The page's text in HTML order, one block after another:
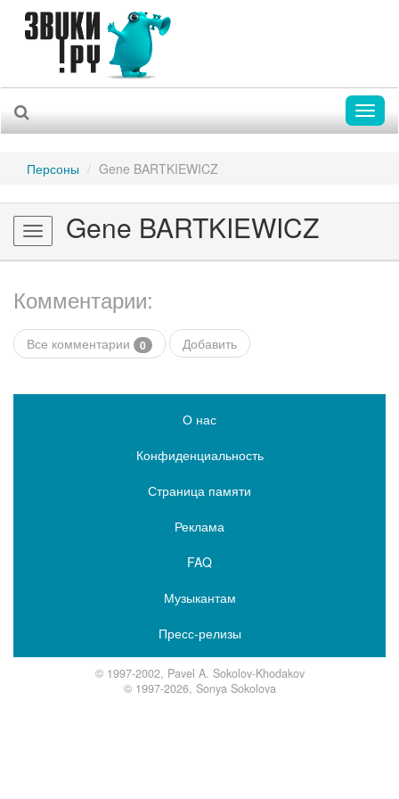
Персоны Gene BARTKIEWICZ
Toggle
navigation
Gene BARTKIEWICZ
Комментарии:
Все комментарии 0 Добавить
О нас
Конфиденциальность
Страница памяти
Реклама
FAQ
Музыкантам
Пресс-релизы
© 1997-2002, Pavel A. Sokolov-Khodakov
© 1997-2026, Sonya Sokolova